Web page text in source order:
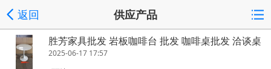
返回 供应产品
胜芳家具批发 岩板咖啡台 批发 咖啡桌批发 洽谈桌
小圆桌 休闲桌 阳台休闲桌 岩板咖啡台 双兴家具
2025-06-17 17:57